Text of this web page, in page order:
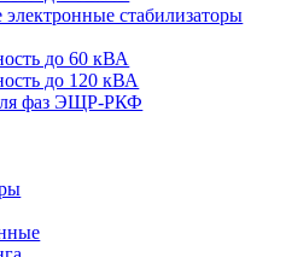
электронные стабилизаторы
до 60 кВА
до 120 кВА
фаз ЭЩР-РКФ